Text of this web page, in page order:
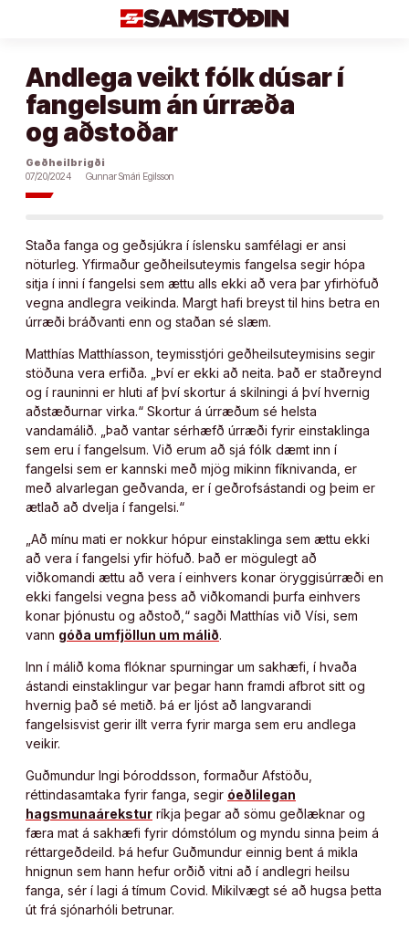
Andlega veikt fólk dúsar í
fangelsum án úrræða
og aðstoðar
Geðheilbrigði
07/20/2024
Gunnar Smári Egilsson
Staða fanga og geðsjúkra í íslensku samfélagi er ansi
nöturleg. Yfirmaður geðheilsuteymis fangelsa segir hópa
sitja í inni í fangelsi sem ættu alls ekki að vera þar yfirhöfuð
vegna andlegra veikinda. Margt hafi breyst til hins betra en
úrræði bráðvanti enn og staðan sé slæm.
Matthías Matthíasson, teymisstjóri geðheilsuteymisins segir
stöðuna vera erfiða. „Því er ekki að neita. Það er staðreynd
og í rauninni er hluti af því skortur á skilningi á því hvernig
aðstæðurnar virka.“ Skortur á úrræðum sé helsta
vandamálið. „Það vantar sérhæfð úrræði fyrir einstaklinga
sem eru í fangelsum. Við erum að sjá fólk dæmt inn í
fangelsi sem er kannski með mjög mikinn fíknivanda, er
með alvarlegan geðvanda, er í geðrofsástandi og þeim er
ætlað að dvelja í fangelsi.“
„Að mínu mati er nokkur hópur einstaklinga sem ættu ekki
að vera í fangelsi yfir höfuð. Það er mögulegt að
viðkomandi ættu að vera í einhvers konar öryggisúrræði en
ekki fangelsi vegna þess að viðkomandi þurfa einhvers
konar þjónustu og aðstoð,“ sagði Matthías við Vísi, sem
vann góða umfjöllun um málið.
Inn í málið koma flóknar spurningar um sakhæfi, í hvaða
ástandi einstaklingur var þegar hann framdi afbrot sitt og
hvernig það sé metið. Þá er ljóst að langvarandi
fangelsisvist gerir illt verra fyrir marga sem eru andlega
veikir.
Guðmundur Ingi Þóroddsson, formaður Afstöðu,
réttindasamtaka fyrir fanga, segir óeðlilegan
hagsmunaárekstur ríkja þegar að sömu geðlæknar og
færa mat á sakhæfi fyrir dómstólum og myndu sinna þeim á
réttargeðdeild. Þá hefur Guðmundur einnig bent á mikla
hnignun sem hann hefur orðið vitni að í andlegri heilsu
fanga, sér í lagi á tímum Covid. Mikilvægt sé að hugsa þetta
út frá sjónarhóli betrunar.